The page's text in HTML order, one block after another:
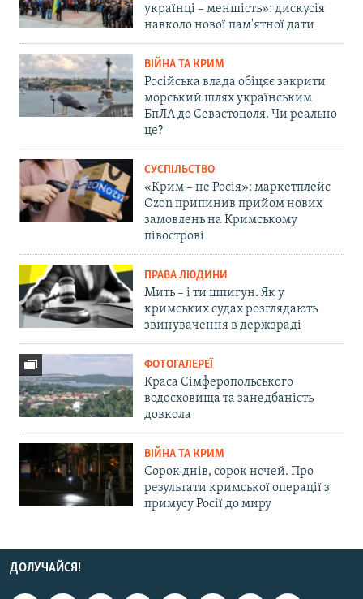
українці – меншість»: дискусія
навколо нової пам'ятної дати
ВІЙНА ТА КРИМ
Російська влада обіцяє закрити
морський шлях українським
БпЛА до Севастополя. Чи реально
це?
СУСПІЛЬСТВО
«Крим – не Росія»: маркетплейс
Ozon припинив прийом нових
замовлень на Кримському
півострові
ПРАВА ЛЮДИНИ
Мить – і ти шпигун. Як у
кримських судах розглядають
звинувачення в держзраді
ФОТОГАЛЕРЕЇ
Краса Сімферопольського
водосховища та занедбаність
довкола
ВІЙНА ТА КРИМ
Сорок днів, сорок ночей. Про
результати кримської операції з
примусу Росії до миру
ДОЛУЧАЙСЯ!